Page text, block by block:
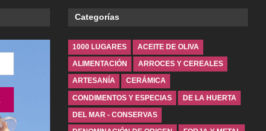
Categorías
1000 LUGARES ACEITE DE OLIVA
ALIMENTACIÓN ARROCES Y CEREALES
ARTESANÍA CERÁMICA
CONDIMENTOS Y ESPECIAS DE LA HUERTA
DEL MAR - CONSERVAS